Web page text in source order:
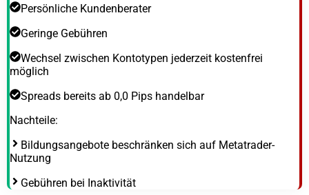
Persönliche Kundenberater
Geringe Gebühren
Wechsel zwischen Kontotypen jederzeit kostenfrei
möglich
Spreads bereits ab 0,0 Pips handelbar
Nachteile:
Bildungsangebote beschränken sich auf Metatrader-
Nutzung
Gebühren bei Inaktivität